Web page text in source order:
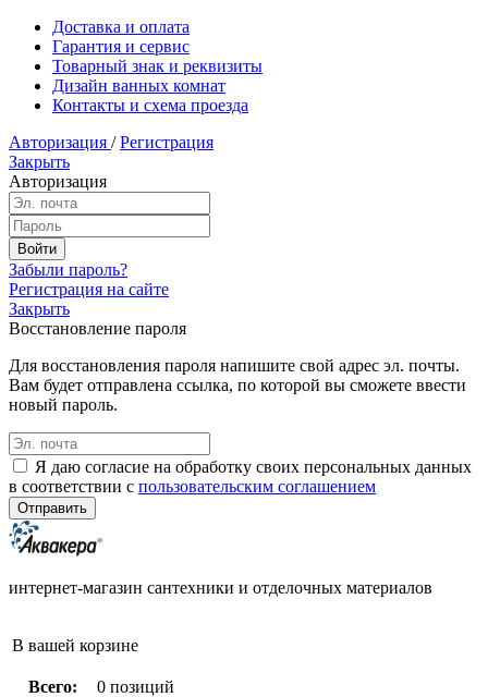
Доставка и оплата
Гарантия и сервис
Товарный знак и реквизиты
Дизайн ванных комнат
Контакты и схема проезда
Авторизация / Регистрация
Закрыть
Авторизация
Забыли пароль?
Регистрация на сайте
Закрыть
Восстановление пароля
Для восстановления пароля напишите свой адрес эл. почты.
Вам будет отправлена ссылка, по которой вы сможете ввести
новый пароль.
Я даю согласие на обработку своих персональных данных
в соответствии с пользовательским соглашением
интернет-магазин сантехники и отделочных материалов
В вашей корзине
Всего:
0 позиций